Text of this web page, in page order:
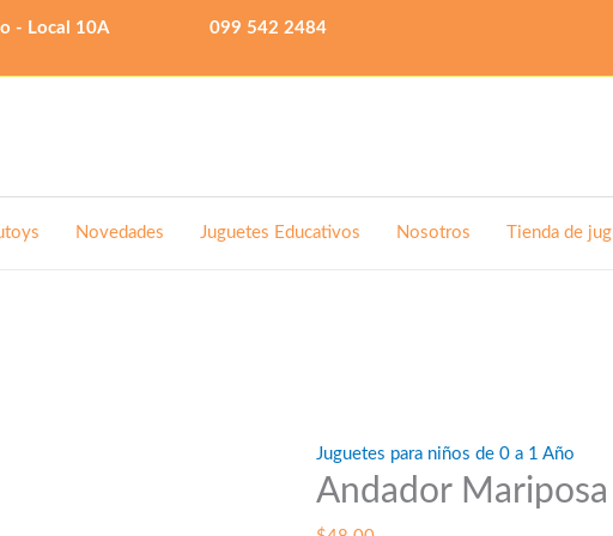
- Local 10A 099 542 2484
Novedades Juguetes Educativos Nosotros Tienda de
Juguetes para niños de 0 a 1 Año
Andador Mariposa